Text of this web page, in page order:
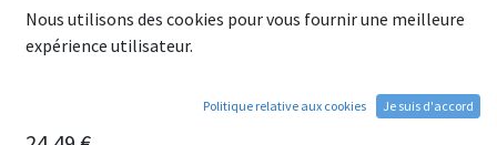
Kit SHIMANO Cables,Gaines et embouts pour Dérailleurs
Nous utilisons des cookies pour vous fournir une meilleure
expérience utilisateur.
Politique relative aux cookies Je suis d'accord